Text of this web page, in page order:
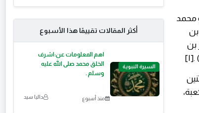
محمد
بن
أكثر المقالات تقييمًا هذا الأسبوع
السيرة النبوية
اهم المعلومات عن:اشرف
الخلق محمد صلى الله عليه
وسلم .
منذ أسبوع داليا سيد